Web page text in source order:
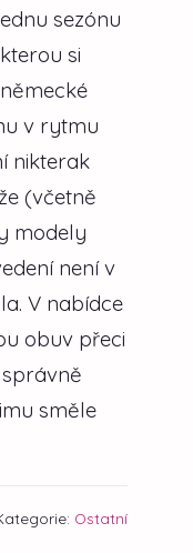
sezónu
si
v rytmu
nikterak
(včetně
modely
není v
V nabídce
obuv přeci
směle
Ostatní